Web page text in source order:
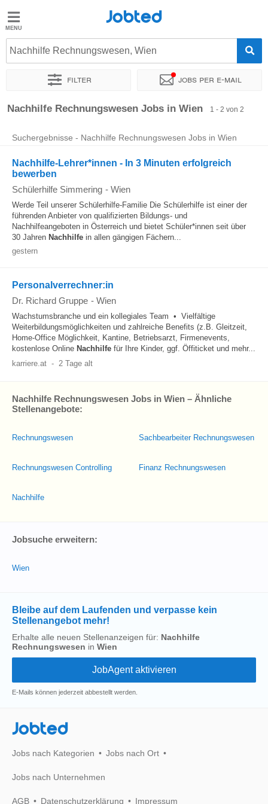
Jobted
Jobs
Jobted
Nachhilfe Rechnungswesen, Wien
Filter Jobs per e-mail
Sortieren nach Genauer Standort Unternehmen
Nachhilfe Rechnungswesen Jobs in Wien 1 - 2 von 2
Suchergebnisse - Nachhilfe Rechnungswesen Jobs in Wien
Nachhilfe-Lehrer*innen - In 3 Minuten erfolgreich
bewerben
Schülerhilfe Simmering - Wien
Werde Teil unserer Schülerhilfe-Familie Die Schülerhilfe ist einer der
führenden Anbieter von qualifizierten Bildungs- und
Nachhilfeangeboten in Österreich und bietet Schüler*innen seit über
30 Jahren Nachhilfe in allen gängigen Fächern...
gestern
Personalverrechner:in
Dr. Richard Gruppe - Wien
Wachstumsbranche und ein kollegiales Team • Vielfältige
Weiterbildungsmöglichkeiten und zahlreiche Benefits (z.B. Gleitzeit,
Home-Office Möglichkeit, Kantine, Betriebsarzt, Firmenevents,
kostenlose Online Nachhilfe für Ihre Kinder, ggf. Öffiticket und mehr...
karriere.at - 2 Tage alt
Nachhilfe Rechnungswesen Jobs in Wien – Ähnliche
Stellenangebote:
Rechnungswesen
Rechnungswesen Controlling
Nachhilfe
Sachbearbeiter Rechnungswesen
Finanz Rechnungswesen
Jobsuche erweitern:
Wien
Bleibe auf dem Laufenden und verpasse kein
Stellenangebot mehr!
Erhalte alle neuen Stellenanzeigen für: Nachhilfe
Rechnungswesen in Wien
E-Mails können jederzeit abbestellt werden.
Jobted
Jobs nach Kategorien Jobs nach Ort
Jobs nach Unternehmen
AGB Datenschutzerklärung Impressum